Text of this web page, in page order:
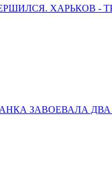
ХАРЬКОВ -
ЗАВОЕВАЛА